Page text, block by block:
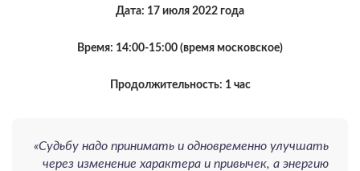
Дата: 17 июля 2022 года
Время: 14:00-15:00 (время московское)
Продолжительность: 1 час
«Судьбу надо принимать и одновременно улучшать
через изменение характера и привычек, а энергию